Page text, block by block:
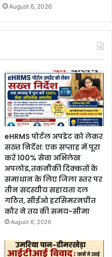
August 6, 2026
eHRMS पोर्टल अपडेट को लेकर
सख्त निर्देश: एक सप्ताह में पूरा
करें 100% सेवा अभिलेख
अपलोड,तकनीकी दिक्कतों के
समाधान के लिए जिला स्तर पर
तीन सदस्यीय सहायता दल
गठित, सीईओ हरसिमरनप्रीत
कौर ने तय की समय-सीमा
August 6, 2026